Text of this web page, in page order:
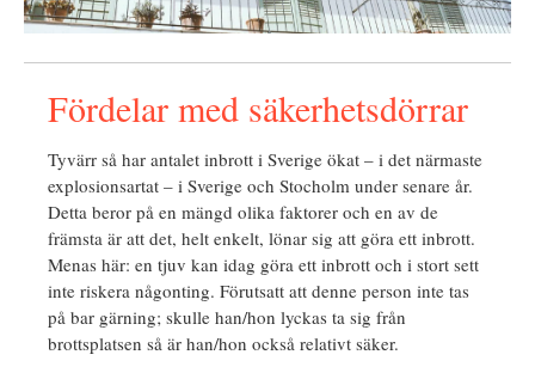
Fördelar med säkerhetsdörrar
Tyvärr så har antalet inbrott i Sverige ökat – i det närmaste
explosionsartat – i Sverige och Stocholm under senare år.
Detta beror på en mängd olika faktorer och en av de
främsta är att det, helt enkelt, lönar sig att göra ett inbrott.
Menas här: en tjuv kan idag göra ett inbrott och i stort sett
inte riskera någonting. Förutsatt att denne person inte tas
på bar gärning; skulle han/hon lyckas ta sig från
brottsplatsen så är han/hon också relativt säker.